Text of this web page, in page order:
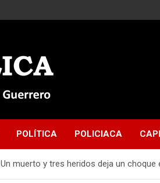
POLÍTICA POLICIACA
Un muerto y tres heridos deja un choque